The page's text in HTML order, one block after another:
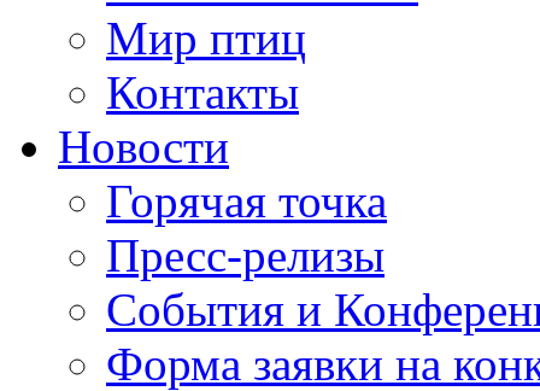
Мир птиц
Контакты
Новости
Горячая точка
Пресс-релизы
События и
Форма заявки на